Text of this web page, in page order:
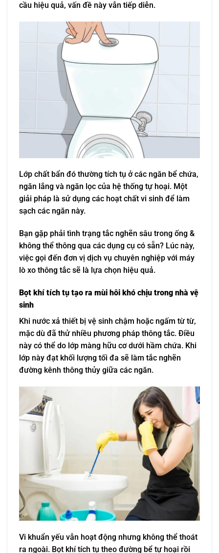
cầu hiệu quả, vấn đề này vẫn tiếp diễn.
Lớp chất bẩn đó thường tích tụ ở các ngăn bể chứa,
ngăn lắng và ngăn lọc của hệ thống tự hoại. Một
giải pháp là sử dụng các hoạt chất vi sinh để làm
sạch các ngăn này.
Bạn gặp phải tình trạng tắc nghẽn sâu trong ống &
không thể thông qua các dụng cụ có sẵn? Lúc này,
việc gọi đến đơn vị dịch vụ chuyên nghiệp với máy
lò xo thông tắc sẽ là lựa chọn hiệu quả.
Bọt khí tích tụ tạo ra mùi hôi khó chịu trong nhà vệ
sinh
Khi nước xả thiết bị vệ sinh chậm hoặc ngấm từ từ,
mặc dù đã thử nhiều phương pháp thông tắc. Điều
này có thể do lớp màng hữu cơ dưới hầm chứa. Khi
lớp này đạt khối lượng tối đa sẽ làm tắc nghẽn
đường kênh thông thủy giữa các ngăn.
Vi khuẩn yếu vẫn hoạt động nhưng không thể thoát
ra ngoài. Bọt khí tích tụ theo đường bể tự hoại rồi